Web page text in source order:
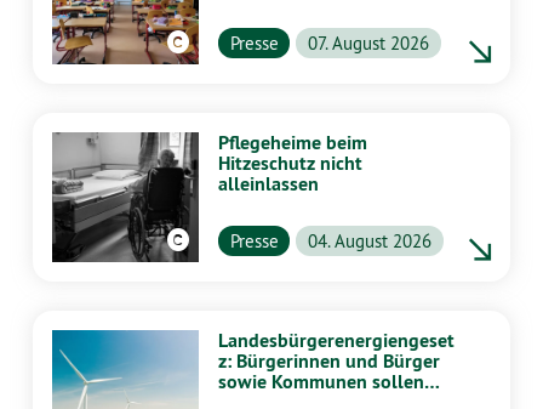
unterstützen
Presse 07. August 2026
Pflegeheime beim
Hitzeschutz nicht
alleinlassen
Presse 04. August 2026
Landesbürgerenergiengeset
z: Bürgerinnen und Bürger
sowie Kommunen sollen